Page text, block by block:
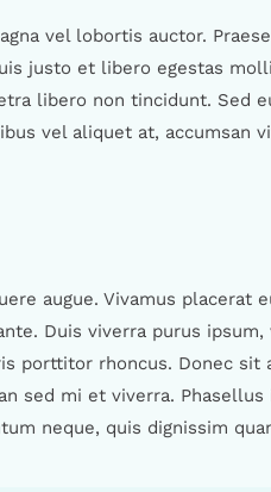
vel lobortis auctor.
justo et libero egestas
libero non tincidunt. Sed
vel aliquet at, accumsan
augue. Vivamus placerat
Duis viverra purus
porttitor rhoncus. Donec
sed mi et viverra.
neque, quis dignissim